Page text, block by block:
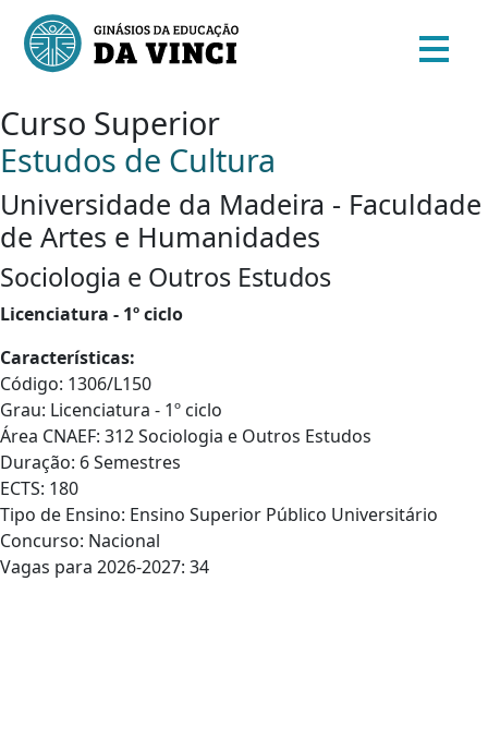
Curso Superior
Estudos de Cultura
Universidade da Madeira - Faculdade
de Artes e Humanidades
Sociologia e Outros Estudos
Licenciatura - 1º ciclo
Características:
Código: 1306/L150
Grau: Licenciatura - 1º ciclo
Área CNAEF: 312 Sociologia e Outros Estudos
Duração: 6 Semestres
ECTS: 180
Tipo de Ensino: Ensino Superior Público Universitário
Concurso: Nacional
Vagas para 2026-2027: 34